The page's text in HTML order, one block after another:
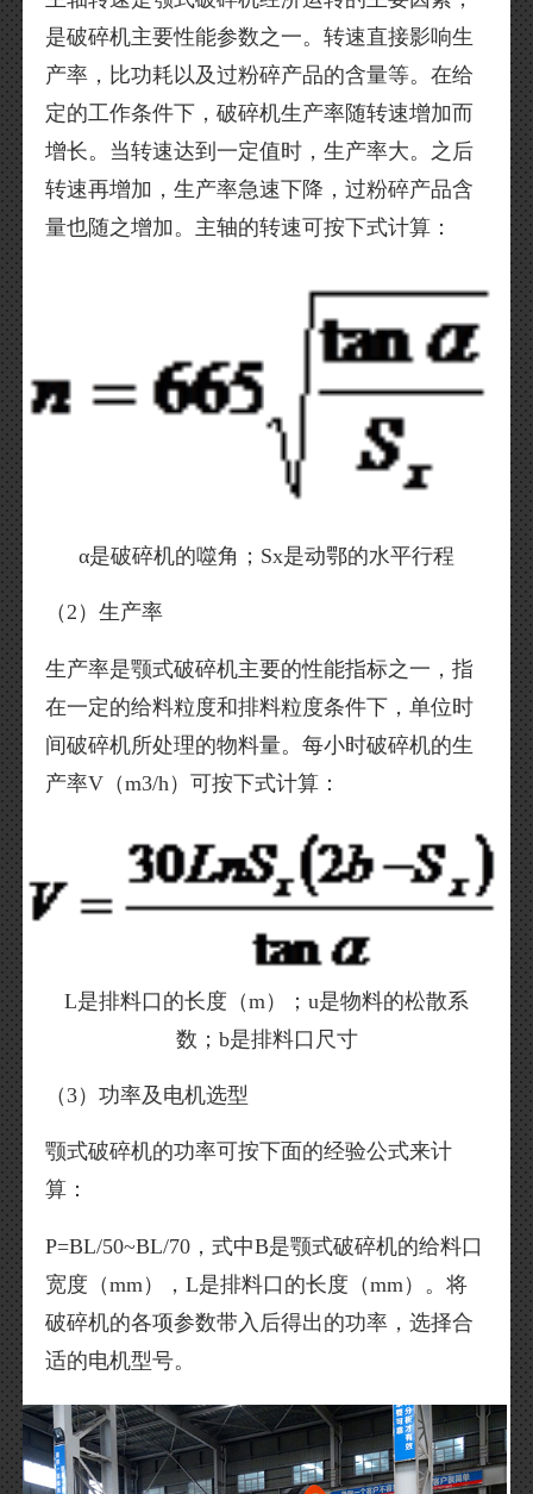
是破碎机主要性能参数之一。转速直接影响生
产率，比功耗以及过粉碎产品的含量等。在给
定的工作条件下，破碎机生产率随转速增加而
增长。当转速达到一定值时，生产率大。之后
转速再增加，生产率急速下降，过粉碎产品含
量也随之增加。主轴的转速可按下式计算：
α是破碎机的噬角；Sx是动鄂的水平行程
（2）生产率
生产率是颚式破碎机主要的性能指标之一，指
在一定的给料粒度和排料粒度条件下，单位时
间破碎机所处理的物料量。每小时破碎机的生
产率V（m3/h）可按下式计算：
L是排料口的长度（m）；u是物料的松散系
数；b是排料口尺寸
（3）功率及电机选型
颚式破碎机的功率可按下面的经验公式来计
算：
P=BL/50~BL/70，式中B是颚式破碎机的给料口
宽度（mm），L是排料口的长度（mm）。将
破碎机的各项参数带入后得出的功率，选择合
适的电机型号。